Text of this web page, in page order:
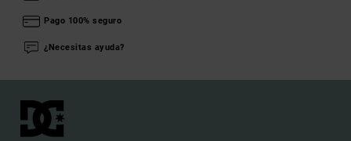
Pago 100% seguro
¿Necesitas ayuda?